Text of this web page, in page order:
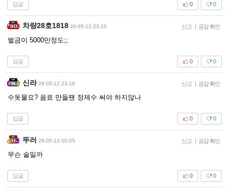
답글 0
0
차량28호1818 26-05-12 23:10 신고 | 공감 확인
벌금이 5000만정도;;
답글 0
0
신라 26-05-12 23:16 신고 | 공감 확인
수돗물요? 음료 만들땐 정제수 써야 하지않나
답글 0
0
뚜러 26-05-13 00:05 신고 | 공감 확인
무슨 술일까
답글 0
0